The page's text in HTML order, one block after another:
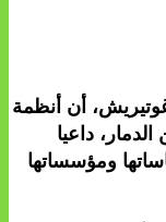
غوتيريش، أن أنظمة
داعيا
ومؤسساتها